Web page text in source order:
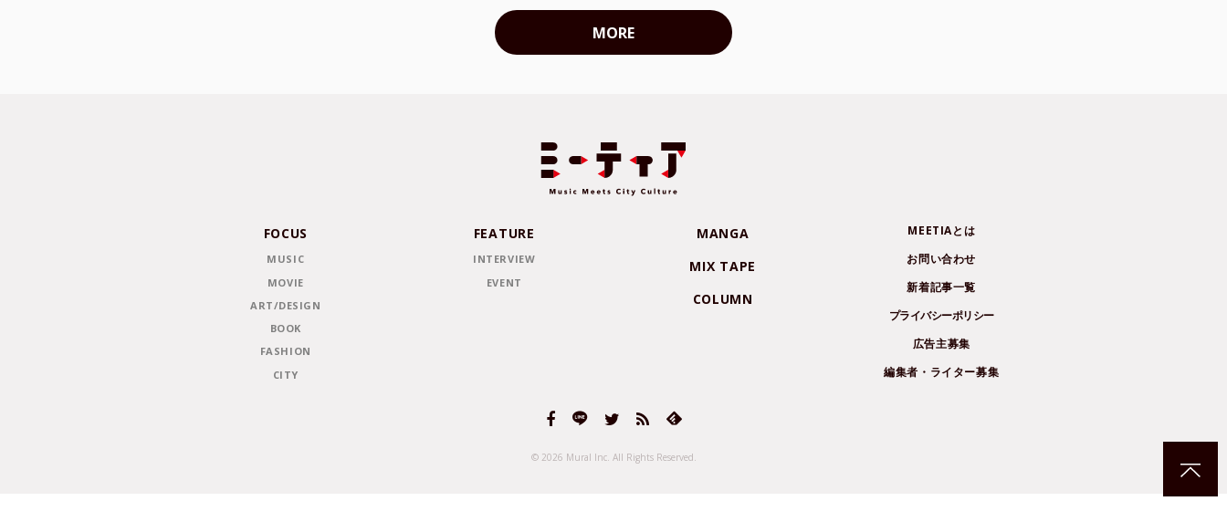
MORE
FOCUS
MUSIC
MOVIE
ART/DESIGN
BOOK
FASHION
CITY
FEATURE
INTERVIEW
EVENT
MANGA
MIX TAPE
COLUMN
MEETIAとは
お問い合わせ
新着記事一覧
プライバシーポリシー
広告主募集
編集者・ライター募集
© 2026 Mural Inc. All Rights Reserved.